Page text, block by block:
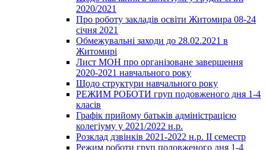
2020/2021
Про роботу закладів освіти Житомира 08-24
січня 2021
Обмежувальні заходи до 28.02.2021 в
Житомирі
Лист МОН про організоване завершення
2020-2021 навчального року
Щодо структури навчального року
РЕЖИМ РОБОТИ груп подовженого дня 1-4
класів
Графік прийому батьків адміністрацією
колегіуму у 2021/2022 н.р.
Розклад дзвінків 2021-2022 н.р. ІІ семестр
Режим роботи груп подовженого дня 1-4